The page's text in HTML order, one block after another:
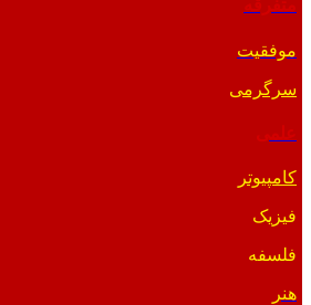
موفقیت
سرگرمی
کامپیوتر
فیزیک
فلسفه
هنر